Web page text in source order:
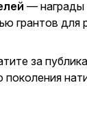
— награды
грантов для
за